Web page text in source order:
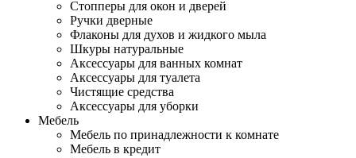
Стопперы для окон и дверей
Ручки дверные
Флаконы для духов и жидкого мыла
Шкуры натуральные
Аксессуары для ванных комнат
Аксессуары для туалета
Чистящие средства
Аксессуары для уборки
Мебель
Мебель по принадлежности к комнате
Мебель в кредит